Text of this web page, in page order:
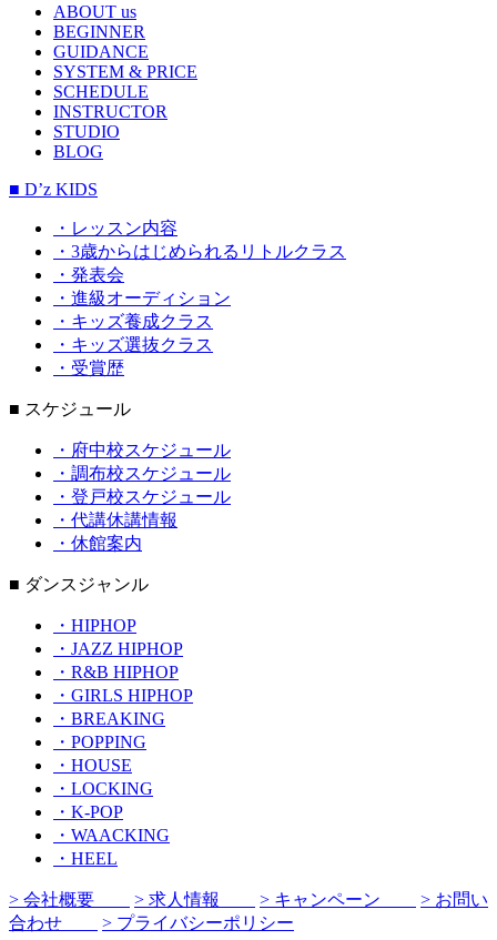
ABOUT us
BEGINNER
GUIDANCE
SYSTEM & PRICE
SCHEDULE
INSTRUCTOR
STUDIO
BLOG
■ D’z KIDS
・レッスン内容
・3歳からはじめられるリトルクラス
・発表会
・進級オーディション
・キッズ養成クラス
・キッズ選抜クラス
・受賞歴
■ スケジュール
・府中校スケジュール
・調布校スケジュール
・登戸校スケジュール
・代講休講情報
・休館案内
■ ダンスジャンル
・HIPHOP
・JAZZ HIPHOP
・R&B HIPHOP
・GIRLS HIPHOP
・BREAKING
・POPPING
・HOUSE
・LOCKING
・K-POP
・WAACKING
・HEEL
> 会社概要 > 求人情報 > キャンペーン
> お問い
合わせ
> プライバシーポリシー